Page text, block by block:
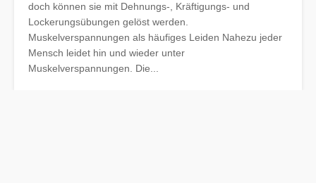
doch können sie mit Dehnungs-, Kräftigungs- und
Lockerungsübungen gelöst werden.
Muskelverspannungen als häufiges Leiden Nahezu jeder
Mensch leidet hin und wieder unter
Muskelverspannungen. Die...